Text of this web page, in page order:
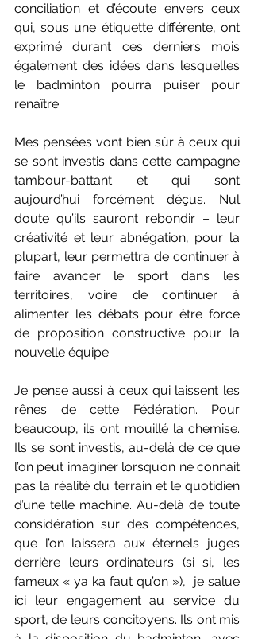
conciliation et d’écoute envers ceux
qui, sous une étiquette différente, ont
exprimé durant ces derniers mois
également des idées dans lesquelles
le badminton pourra puiser pour
renaître.
Mes pensées vont bien sûr à ceux qui
se sont investis dans cette campagne
tambour-battant et qui sont
aujourd’hui forcément déçus. Nul
doute qu’ils sauront rebondir – leur
créativité et leur abnégation, pour la
plupart, leur permettra de continuer à
faire avancer le sport dans les
territoires, voire de continuer à
alimenter les débats pour être force
de proposition constructive pour la
nouvelle équipe.
Je pense aussi à ceux qui laissent les
rênes de cette Fédération. Pour
beaucoup, ils ont mouillé la chemise.
Ils se sont investis, au-delà de ce que
l’on peut imaginer lorsqu’on ne connait
pas la réalité du terrain et le quotidien
d’une telle machine. Au-delà de toute
considération sur des compétences,
que l’on laissera aux éternels juges
derrière leurs ordinateurs (si si, les
fameux « ya ka faut qu’on »),  je salue
ici leur engagement au service du
sport, de leurs concitoyens. Ils ont mis